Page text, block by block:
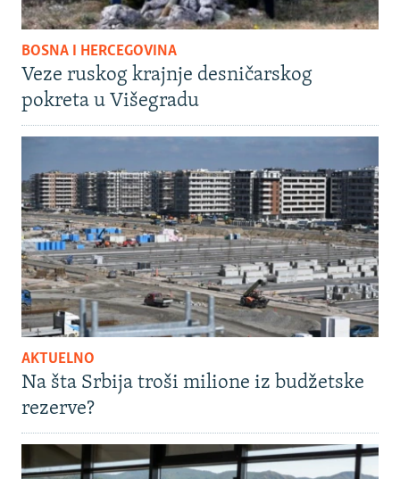
BOSNA I HERCEGOVINA
Veze ruskog krajnje desničarskog
pokreta u Višegradu
AKTUELNO
Na šta Srbija troši milione iz budžetske
rezerve?